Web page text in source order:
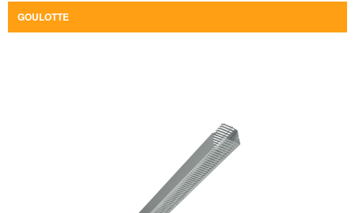
GOULOTTE